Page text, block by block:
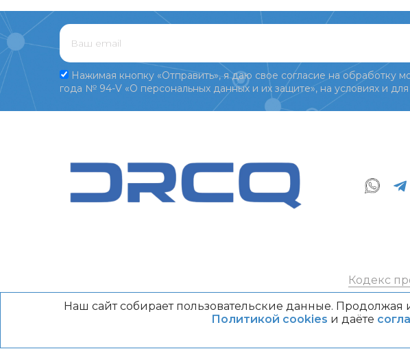
Нажимая кнопку «Отправить», я даю свое согласие на обработку
года № 94-V «О персональных данных и их защите», на условиях и
Кодекс
Наш сайт собирает пользовательские данные. Продолжая
Политикой cookies и даёте